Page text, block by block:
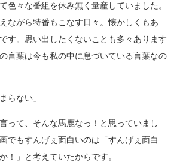
色々な番組を休み無く量産していました。
ながら特番もこなす日々。懐かしくもあ
す。思い出したくないことも多々あります
言葉は今も私の中に息づいている言葉なの
らない」
って、そんな馬鹿なっ！と思っていまし
でもすんげぇ面白いのは「すんげぇ面白
！」と考えていたからです。